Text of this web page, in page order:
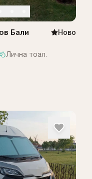
Бали
Ново
Лична тоал.